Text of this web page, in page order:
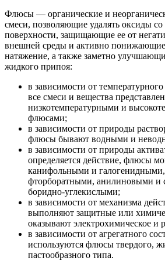
Флюсы — органические и
смеси, позволяющие удалять оксиды со
поверхности, защищающие ее от
внешней среды и активно понижающие
натяжение, а также заметно
жидкого припоя:
в зависимости от
все смеси и вещества
низкотемпературными и
флюсами;
в зависимости от природы
флюсы бывают водными и
в зависимости от природы
определяется действие, флюсы
канифольными и
фторборатными, анилиновыми и
боридно-углекислыми;
в зависимости от механизма
выполняют защитные или
оказывают электрохимическое и
в зависимости от агрегатного
используются флюсы твердого,
пастообразного типа.